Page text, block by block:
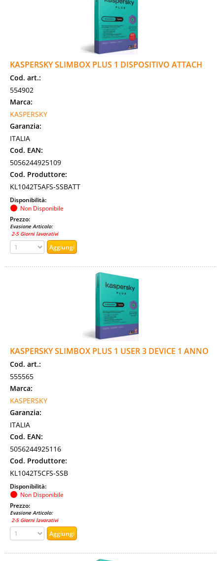
KASPERSKY SLIMBOX PLUS 1 DISPOSITIVO ATTACH
Cod. art.:
554902
Marca:
KASPERSKY
Garanzia:
ITALIA
Cod. EAN:
5056244925109
Cod. Produttore:
KL1042T5AFS-SSBATT
Disponibilità:
Non Disponibile
Prezzo:
Evasione Articolo:
2-5 Giorni lavorativi
KASPERSKY SLIMBOX PLUS 1 USER 3 DEVICE 1 ANNO
Cod. art.:
555565
Marca:
KASPERSKY
Garanzia:
ITALIA
Cod. EAN:
5056244925116
Cod. Produttore:
KL1042T5CFS-SSB
Disponibilità:
Non Disponibile
Prezzo:
Evasione Articolo:
2-5 Giorni lavorativi